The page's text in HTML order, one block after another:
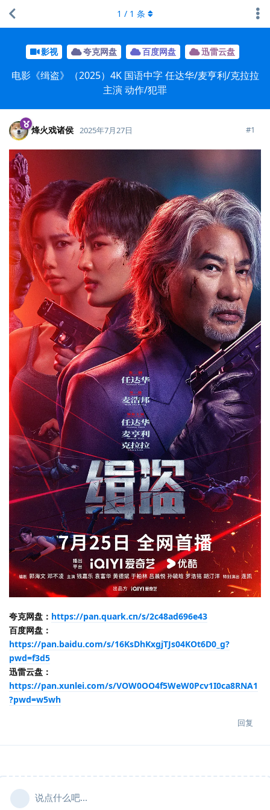
影视 夸克网盘 百度网盘 迅雷云盘
电影《缉盗》（2025）4K 国语中字 任达华/麦亨利/克拉拉
主演 动作/犯罪
1 / 1 条
烽火戏诸侯 2025年7月27日 #1
夸克网盘： https://pan.quark.cn/s/2c48ad696e43
百度网盘：
https://pan.baidu.com/s/16KsDhKxgjTJs04KOt6D0_g?
pwd=f3d5
迅雷云盘：
https://pan.xunlei.com/s/VOW0OO4f5WeW0Pcv1I0ca8RNA1
?pwd=w5wh
回复
说点什么吧...